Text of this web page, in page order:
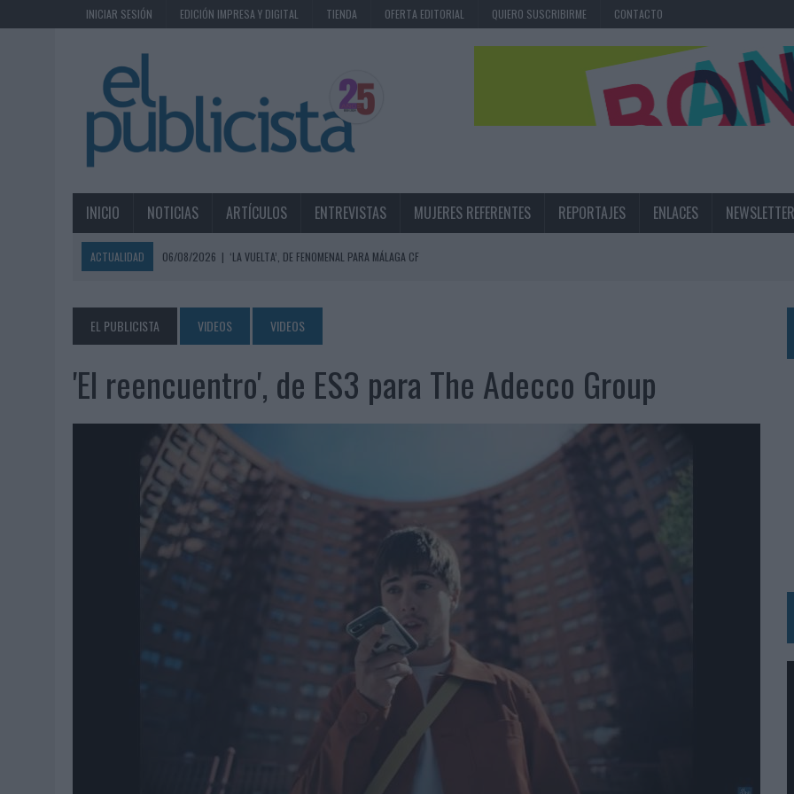
INICIAR SESIÓN EDICIÓN IMPRESA Y DIGITAL TIENDA OFERTA EDITORIAL QUIERO SUSCRIBIRME CONTACTO
INICIO NOTICIAS ARTÍCULOS ENTREVISTAS MUJERES REFERENTES REPORTAJES ENLACES NEWSLETTER
ACTUALIDAD 06/08/2026 | ‘LA VUELTA’, DE FENOMENAL PARA MÁLAGA CF
06/08/2026 | LA TELEVISIÓN SIGUE LIDERANDO EL CONSUMO DE MEDIOS EN VERANO Y SUPERA AL MÓVIL COMO DISPOSITIVO MÁS UTILIZADO
06/08/2026
EL USO DE LA IA GENERATIVA ALCANZA YA AL 62% DE LOS ESPAÑOLES
06/08/2026 | SYSTEM1 NOMBRA A KIMBERLY BASTONI COMO NUEVA DIRECTORA COMERCIAL GLOBAL
FRIGO Y UNIQLO LANZAN UNA COLECCIÓN PERSONALIZABLE INSPIRADA EN CORNETTO, CALIPPO Y SOLERO
LA IA ESTÁ SUBIENDO EL LISTÓN DE LA CREATIVIDAD
05/08/2026 | BEON WORLDWIDE LANZA RAÍZ URBANA PARA TRANSFORMAR EL PATRIMONIO HISTÓRICO EN ACTIVOS CULTURALES Y ECONÓMICOS
05/08/2026 |
FABRA COMUNICACIÓN INCORPORA A CASONÁ Y ASUME LA GESTIÓN DE SUS RELACIONES CON LOS MEDIOS
05/08/2026
LOPESAN HOTELS & RESORTS ACERCA EL PARAÍSO CANARIO EN SU ÚLTIMA CAMPAÑA INTERNACIONAL
LUIS ARQUILLOS (BURGO DE ARIAS): “LA CONSTRUCCIÓN DE MARCA A LARGO PLAZO Y LA MEDICIÓN SON DOS CARAS DE LA MISMA
‘EL PARAÍSO MÁS CERCA’, DE 22GRADOS PARA LOPESAN HOTELS & RESORTS
‘LA ÚNICA CERVEZA DEL MUNDO QUE SE DISFRUTA DOS VECES’, DE INUSUALY PARA CERVEZA CAPAZ
‘EL FÚTBOL SIN LAS PERSONAS’, DE DENTSU CREATIVE PARA ORANGE
CAPAZ, LA CERVEZA QUE CONVIERTE CADA BOTELLA EN UNA OPORTUNIDAD DE INCLUSIÓN
BABARIA Y MAXIBON SON ‘EL MATCH PERFECTO DEL VERANO’
AUDIBLE REIVINDICA EL PODER TRANSFORMADOR DEL AUDIO EN SU NUEVA CAMPAÑA GLOBAL DE MARCA
EL PUBLICISTA VIDEOS VIDEOS
'El reencuentro', de ES3 para The Adecco Group